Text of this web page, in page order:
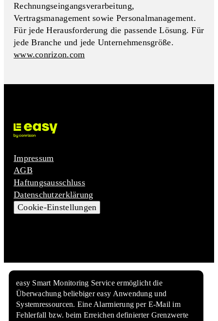
Rechnungseingangs­verarbeitung,
Vertragsmanagement sowie Personalmanagement.
Für jede Herausforderung die passende Lösung. Für
jede Branche und jede Unternehmensgröße.
www.conrizon.com
Impressum
AGB
Haftungsausschluss
Datenschutzerklärung
Cookie-Einstellungen
easy Smart Monitoring Service ermöglicht die
Überwachung beliebiger easy Anwendung und
Systemressourcen. Eine Alarmierung per E-Mail im
Fehlerfall bzw. beim Erreichen definierter Grenzwerte